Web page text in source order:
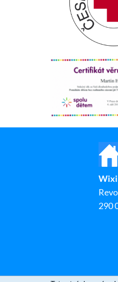
Wixi
290